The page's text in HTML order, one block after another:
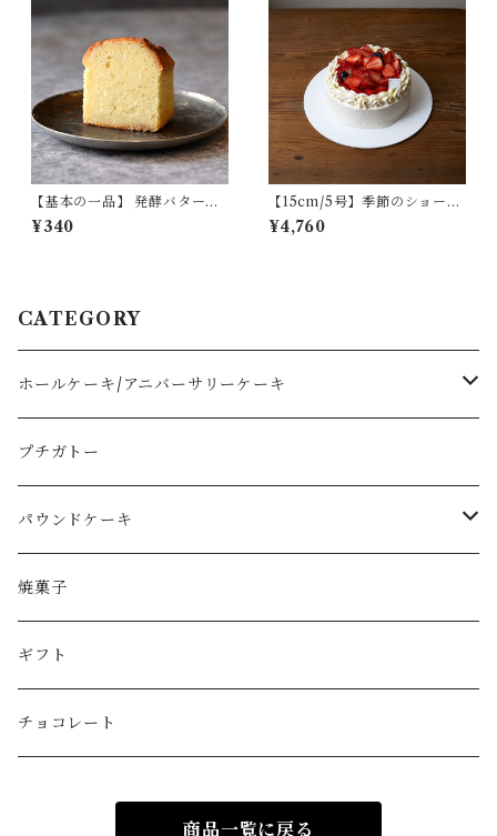
【基本の一品】 発酵バターの
パウンドケーキ（バニラ）/ 1
カット
¥340
【15cm/5号】季節のショート
ケーキ
¥4,760
CATEGORY
ホールケーキ/アニバーサリーケーキ
ショートケーキタイプ
フルーツタルト
モンブラン
その他
プチガトー
パウンドケーキ
1本サイズ
カットサイズ
焼菓子
ギフト
チョコレート
商品一覧に戻る